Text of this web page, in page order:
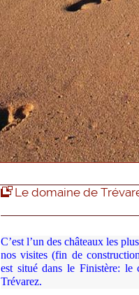
Le domaine de
C’est l’un des châteaux les
nos visites (fin de
est situé dans le Finistère: le
Trévarez.